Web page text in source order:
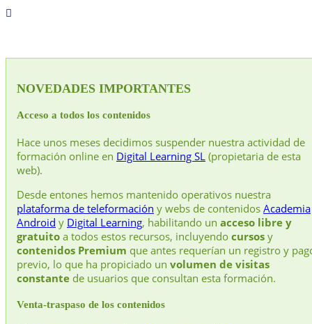
NOVEDADES IMPORTANTES
Acceso a todos los contenidos
Hace unos meses decidimos suspender nuestra actividad de
formación online en Digital Learning SL (propietaria de esta
web).
Desde entones hemos mantenido operativos nuestra
plataforma de teleformación y webs de contenidos Academia
Android y Digital Learning, habilitando un acceso libre y
gratuito a todos estos recursos, incluyendo cursos y
contenidos Premium que antes requerían un registro y
previo, lo que ha propiciado un volumen de visitas
constante de usuarios que consultan esta formación.
Venta-traspaso de los contenidos